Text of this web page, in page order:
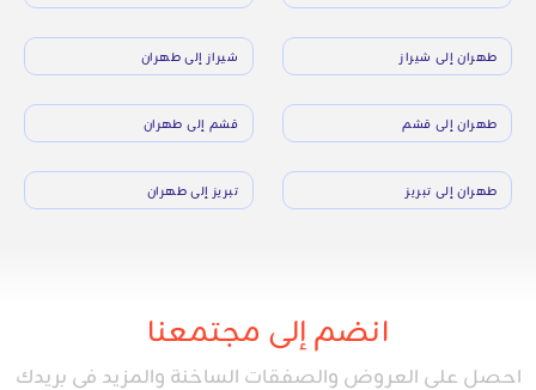
طهران إلى شيراز شيراز إلى طهران
طهران إلى قشم قشم إلى طهران
طهران إلى تبريز تبريز إلى طهران
انضم إلى مجتمعنا
احصل على العروض والصفقات الساخنة والمزيد في بريدك